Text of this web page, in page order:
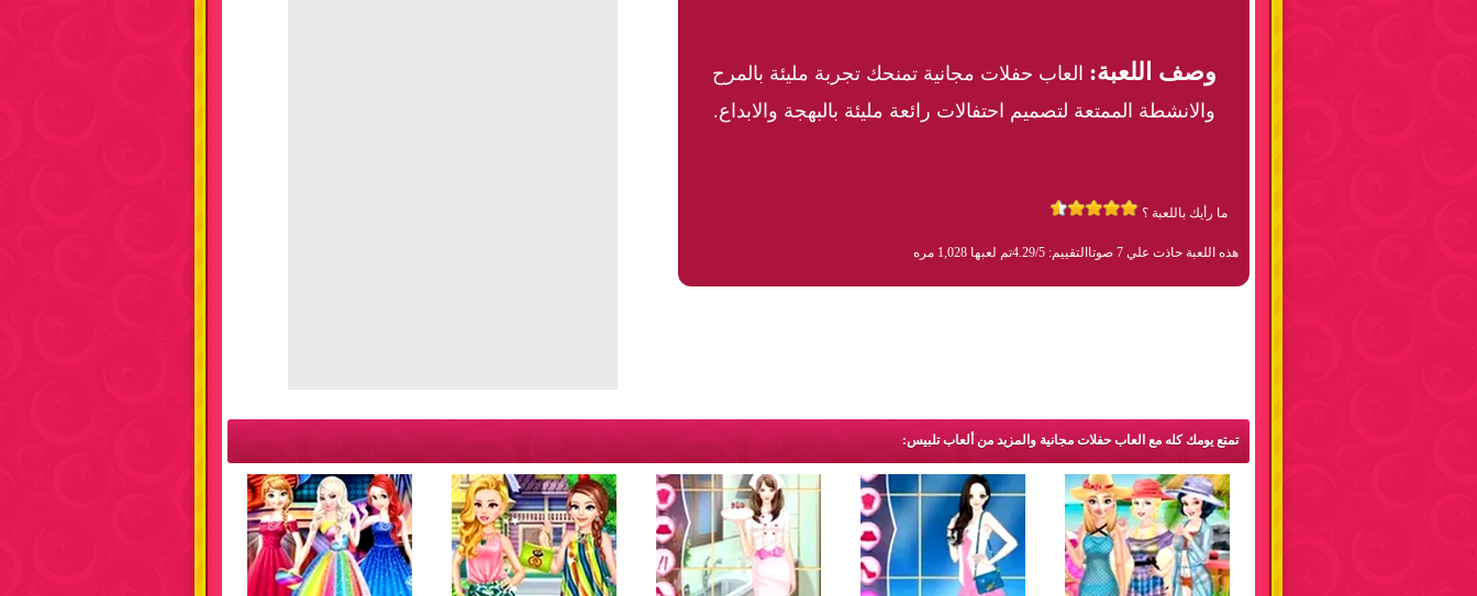
وصف اللعبة: العاب حفلات مجانية تمنحك تجربة مليئة بالمرح
والانشطة الممتعة لتصميم احتفالات رائعة مليئة بالبهجة والابداع.
ما رأيك باللعبة ؟
هذه اللعبة حاذت علي 7 صوتا التقييم: 4.29/5 تم لعبها 1,028 مره
تمتع يومك كله مع العاب حفلات مجانية والمزيد من ألعاب تلبيس: